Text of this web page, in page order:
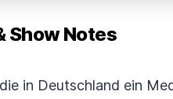
Show Notes
in Deutschland ein